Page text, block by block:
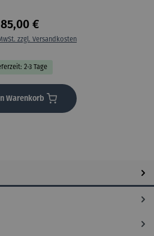
85,00 €
zzgl. Versandkosten
2-3 Tage
Warenkorb